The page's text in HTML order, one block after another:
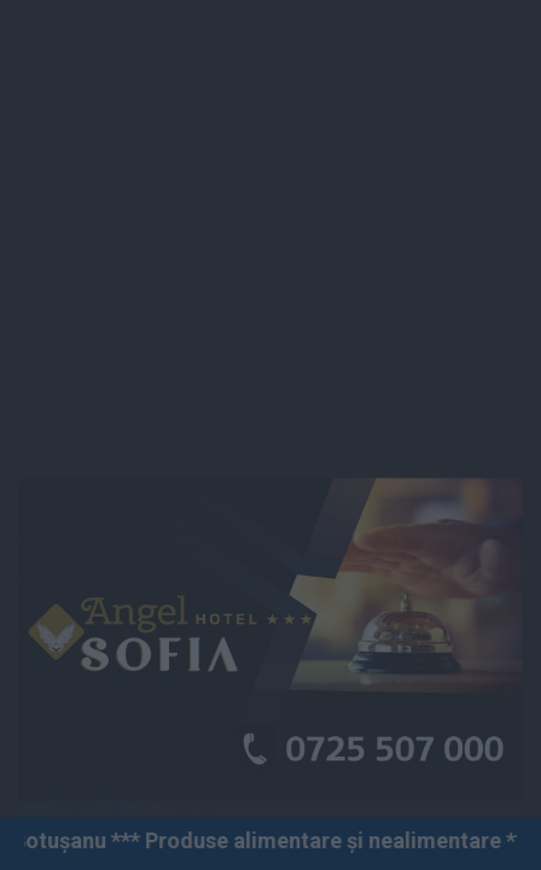
alimentare și nealimentare *** Vânzări